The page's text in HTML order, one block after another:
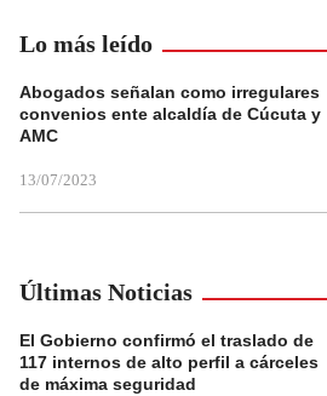
Lo más leído
Abogados señalan como irregulares
convenios ente alcaldía de Cúcuta y
AMC
13/07/2023
Últimas Noticias
El Gobierno confirmó el traslado de
117 internos de alto perfil a cárceles
de máxima seguridad